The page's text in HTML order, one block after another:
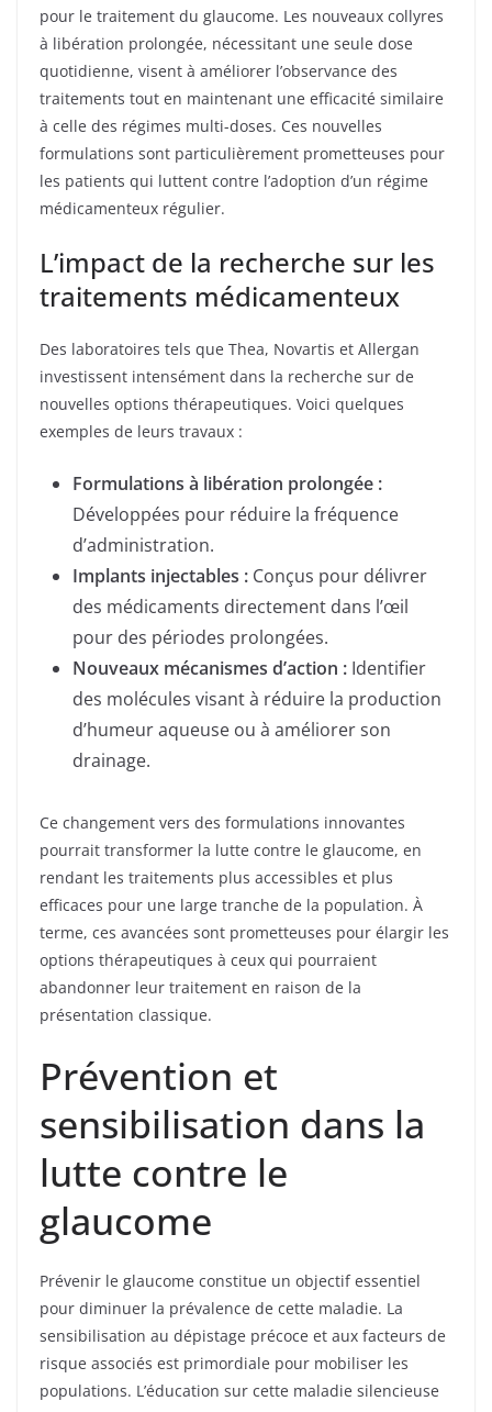
pour le traitement du glaucome. Les nouveaux collyres
à libération prolongée, nécessitant une seule dose
quotidienne, visent à améliorer l’observance des
traitements tout en maintenant une efficacité similaire
à celle des régimes multi-doses. Ces nouvelles
formulations sont particulièrement prometteuses pour
les patients qui luttent contre l’adoption d’un régime
médicamenteux régulier.
L’impact de la recherche sur les
traitements médicamenteux
Des laboratoires tels que Thea, Novartis et Allergan
investissent intensément dans la recherche sur de
nouvelles options thérapeutiques. Voici quelques
exemples de leurs travaux :
Formulations à libération prolongée :
Développées pour réduire la fréquence
d’administration.
Implants injectables : Conçus pour délivrer
des médicaments directement dans l’œil
pour des périodes prolongées.
Nouveaux mécanismes d’action : Identifier
des molécules visant à réduire la production
d’humeur aqueuse ou à améliorer son
drainage.
Ce changement vers des formulations innovantes
pourrait transformer la lutte contre le glaucome, en
rendant les traitements plus accessibles et plus
efficaces pour une large tranche de la population. À
terme, ces avancées sont prometteuses pour élargir les
options thérapeutiques à ceux qui pourraient
abandonner leur traitement en raison de la
présentation classique.
Prévention et
sensibilisation dans la
lutte contre le
glaucome
Prévenir le glaucome constitue un objectif essentiel
pour diminuer la prévalence de cette maladie. La
sensibilisation au dépistage précoce et aux facteurs de
risque associés est primordiale pour mobiliser les
populations. L’éducation sur cette maladie silencieuse